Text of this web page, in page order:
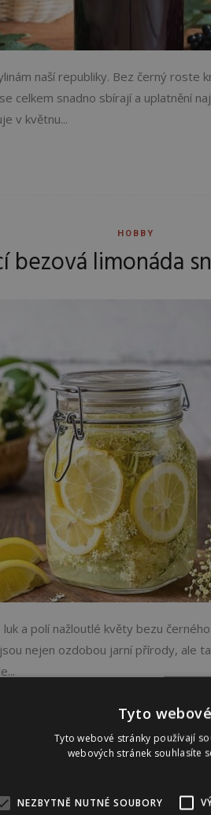
naší republiky. Bez černý roste
celkem snadno sbírají a uplatnění
v květnu...
HOBBY
bezová limonáda
luk a polí nažloutlé květy bezu
nejen ozdobou jarní přírody, ale
Tyto
Tyto webové stránky používají
webových stránek souhlasíte
NEZBYTNĚ NUTNÉ SOUBORY